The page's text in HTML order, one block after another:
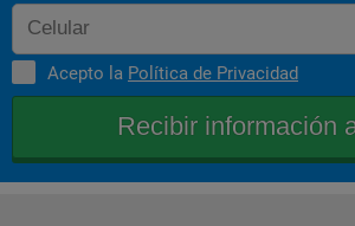
Acepto la Política de Privacidad